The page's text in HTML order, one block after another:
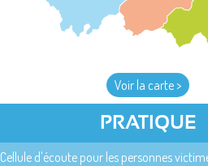
Voir la carte >
PRATIQUE
Cellule d'écoute pour les personnes